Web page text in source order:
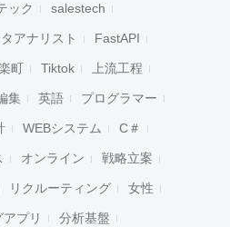
ック salestech
アナリスト FastAPI
町 Tiktok 上流工程
集 英語 プログラマー
WEBシステム C＃
オンライン 戦略立案
リクルーティング 女性
プリ 分析基盤